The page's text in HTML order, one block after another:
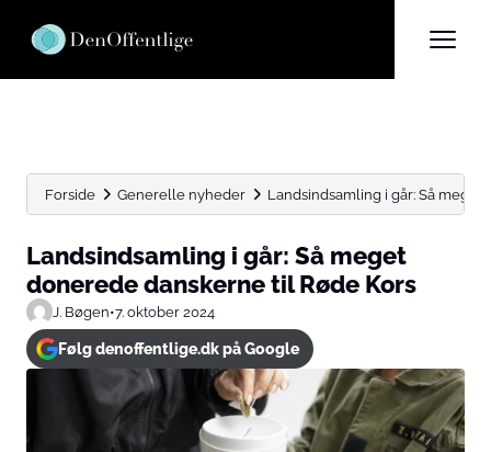
Forside Generelle nyheder Landsindsamling i går: Så
Landsindsamling i går: Så meget
donerede danskerne til Røde Kors
J. Bøgen•7. oktober 2024
Følg denoffentlige.dk på Google